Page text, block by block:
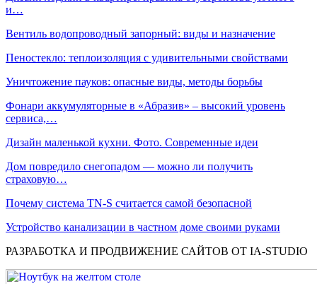
и…
Вентиль водопроводный запорный: виды и назначение
Пеностекло: теплоизоляция с удивительными свойствами
Уничтожение пауков: опасные виды, методы борьбы
Фонари аккумуляторные в «Абразив» – высокий уровень
сервиса,…
Дизайн маленькой кухни. Фото. Современные идеи
Дом повредило снегопадом — можно ли получить
страховую…
Почему система TN-S считается самой безопасной
Устройство канализации в частном доме своими руками
РАЗРАБОТКА И ПРОДВИЖЕНИЕ САЙТОВ ОТ IA-STUDIO